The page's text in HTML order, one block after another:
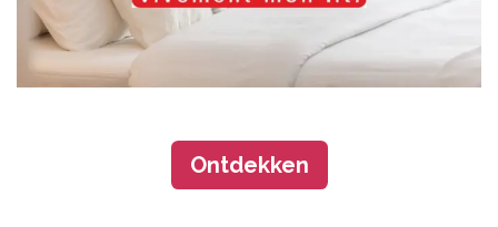
Ontdekken​​​​